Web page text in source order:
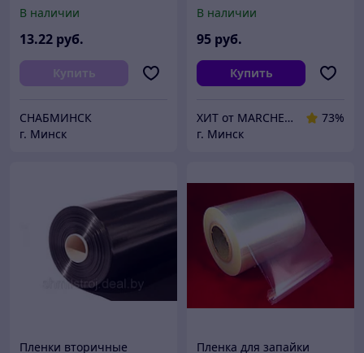
В наличии
13.22 руб.
Купить
СНАБМИНСК
г. Минск
В наличии
95 руб.
Купить
ХИТ от MARCHENKO
73%
г. Минск
Пленки вторичные
Пленка для запайки